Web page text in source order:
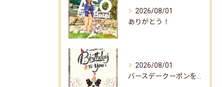
2026/08/01
ありがとう！
2026/08/01